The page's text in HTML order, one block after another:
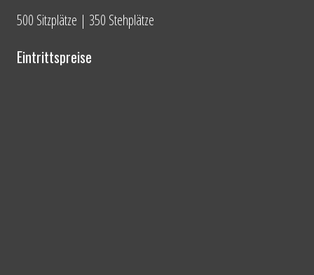
500 Sitzplätze | 350 Stehplätze
Eintrittspreise